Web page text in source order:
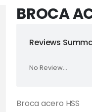
BROCA
Reviews
No Review...
Broca acero HSS